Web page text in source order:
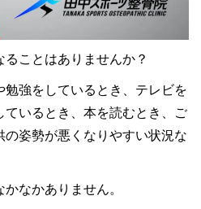
ことはありませんか？
勉強をしているとき、テレビを
ているとき、本を読むとき、ご
姿勢が悪くなりやすい状況な
なかありません。